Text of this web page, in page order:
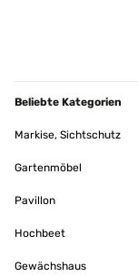
Beliebte Kategorien
Markise, Sichtschutz
Gartenmöbel
Pavillon
Hochbeet
Gewächshaus